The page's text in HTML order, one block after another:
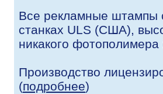
Все рекламные штампы
станках ULS (США),
никакого фотополимера
Производство
(подробнее)